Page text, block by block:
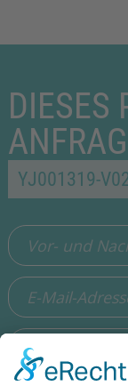
DIESES
YJ001319-